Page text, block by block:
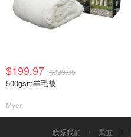
$199.97 $399.95
500gsm羊毛被
Myer
联系我们 黑五